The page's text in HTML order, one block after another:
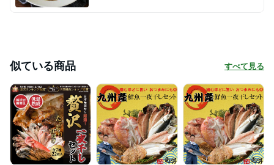
似ている商品 すべて見る